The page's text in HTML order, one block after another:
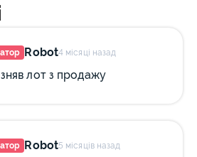
Robot4 місяці назад
лот з продажу
Robot5 місяців назад